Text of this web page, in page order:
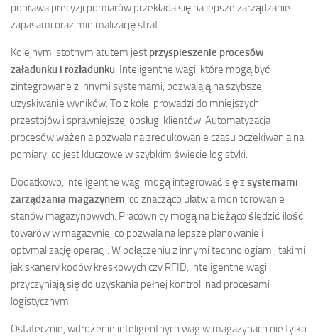
poprawa precyzji pomiarów przekłada się na lepsze zarządzanie
zapasami oraz minimalizację strat.
Kolejnym istotnym atutem jest przyspieszenie procesów
załadunku i rozładunku. Inteligentne wagi, które mogą być
zintegrowane z innymi systemami, pozwalają na szybsze
uzyskiwanie wyników. To z kolei prowadzi do mniejszych
przestojów i sprawniejszej obsługi klientów. Automatyzacja
procesów ważenia pozwala na zredukowanie czasu oczekiwania na
pomiary, co jest kluczowe w szybkim świecie logistyki.
Dodatkowo, inteligentne wagi mogą integrować się zsystemami
zarządzania magazynem, co znacząco ułatwia monitorowanie
stanów magazynowych. Pracownicy mogą na bieżąco śledzić ilość
towarów w magazynie, co pozwala na lepsze planowanie i
optymalizację operacji. W połączeniu z innymi technologiami, takimi
jak skanery kodów kreskowych czy RFID, inteligentne wagi
przyczyniają się do uzyskania pełnej kontroli nad procesami
logistycznymi.
Ostatecznie, wdrożenie inteligentnych wag w magazynach nie tylko